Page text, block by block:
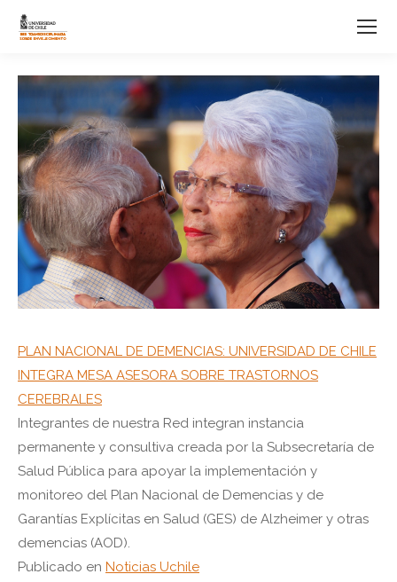
PLAN NACIONAL DE DEMENCIAS: UNIVERSIDAD DE CHILE
INTEGRA MESA ASESORA SOBRE TRASTORNOS
CEREBRALES
Integrantes de nuestra Red integran instancia
permanente y consultiva creada por la Subsecretaría de
Salud Pública para apoyar la implementación y
monitoreo del Plan Nacional de Demencias y de
Garantías Explícitas en Salud (GES) de Alzheimer y otras
demencias (AOD).
Publicado en Noticias Uchile